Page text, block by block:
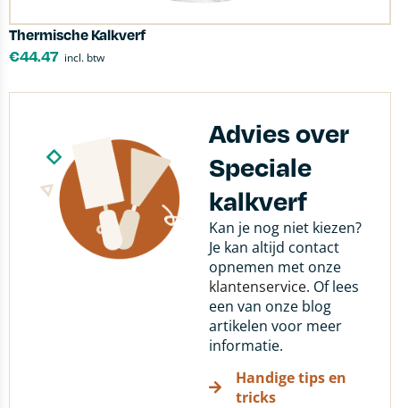
Thermische Kalkverf
€44.47 incl. btw
Advies over
Speciale
kalkverf
Kan je nog niet kiezen?
Je kan altijd contact
opnemen met onze
klantenservice. Of lees
een van onze blog
artikelen voor meer
informatie.
Handige tips en
tricks